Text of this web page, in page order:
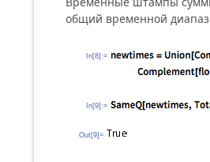
общий временной
In[8]:=
In[9]:=
Out[9]=